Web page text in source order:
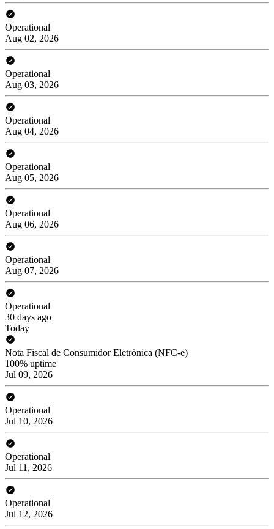
Operational
Aug 02, 2026
Operational
Aug 03, 2026
Operational
Aug 04, 2026
Operational
Aug 05, 2026
Operational
Aug 06, 2026
Operational
Aug 07, 2026
Operational
30 days ago
Today
Nota Fiscal de Consumidor Eletrônica (NFC-e)
100% uptime
Jul 09, 2026
Operational
Jul 10, 2026
Operational
Jul 11, 2026
Operational
Jul 12, 2026